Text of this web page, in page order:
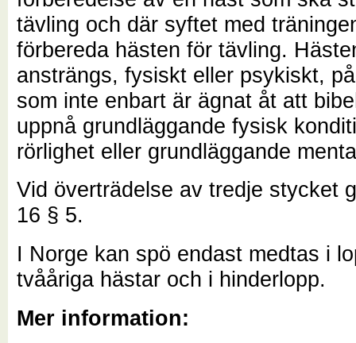
tävling och där syftet med
förbereda hästen för tävling.
ansträngs, fysiskt eller psykiskt,
som inte enbart är ägnat åt att
uppnå grundläggande fysisk
rörlighet eller grundläggande
Vid överträdelse av tredje stycket
16 § 5.
I Norge kan spö endast medtas i
tvååriga hästar och i hinderlopp.
Mer information: